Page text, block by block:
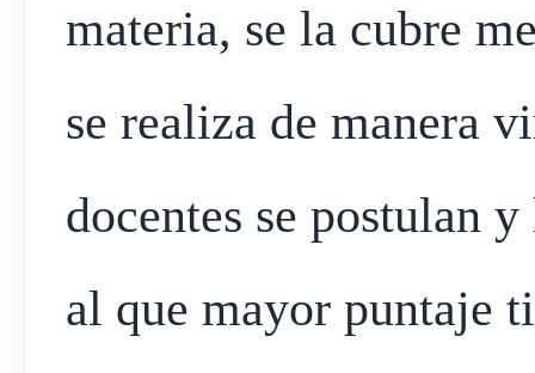
materia, se la cubre
se realiza de manera
docentes se postulan
al que mayor puntaje